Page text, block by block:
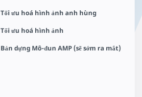
Tối ưu hoá hình ảnh anh hùng
Tối ưu hoá hình ảnh
Bản dựng Mô-đun AMP (sẽ sớm ra mắt)